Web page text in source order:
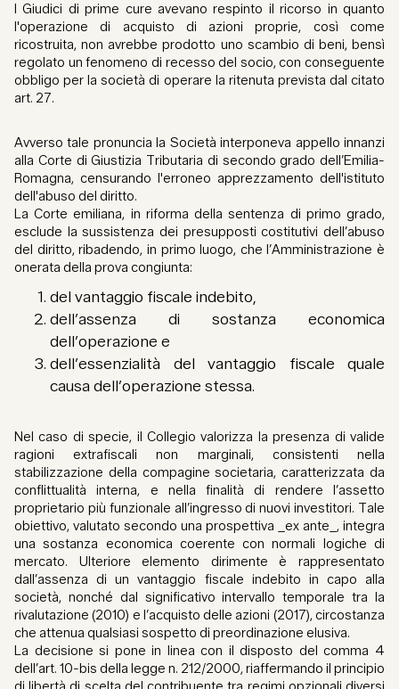
I Giudici di prime cure avevano respinto il ricorso in quanto
l'operazione di acquisto di azioni proprie, così come
ricostruita, non avrebbe prodotto uno scambio di beni, bensì
regolato un fenomeno di recesso del socio, con conseguente
obbligo per la società di operare la ritenuta prevista dal citato
art. 27.
Avverso tale pronuncia la Società interponeva appello innanzi
alla Corte di Giustizia Tributaria di secondo grado dell’Emilia-
Romagna, censurando l'erroneo apprezzamento dell'istituto
dell'abuso del diritto.
La Corte emiliana, in riforma della sentenza di primo grado,
esclude la sussistenza dei presupposti costitutivi dell’abuso
del diritto, ribadendo, in primo luogo, che l’Amministrazione è
onerata della prova congiunta:
del vantaggio fiscale indebito,
dell’assenza di sostanza economica
dell’operazione e
dell’essenzialità del vantaggio fiscale quale
causa dell’operazione stessa.
Nel caso di specie, il Collegio valorizza la presenza di valide
ragioni extrafiscali non marginali, consistenti nella
stabilizzazione della compagine societaria, caratterizzata da
conflittualità interna, e nella finalità di rendere l’assetto
proprietario più funzionale all’ingresso di nuovi investitori. Tale
obiettivo, valutato secondo una prospettiva _ex ante_, integra
una sostanza economica coerente con normali logiche di
mercato. Ulteriore elemento dirimente è rappresentato
dall’assenza di un vantaggio fiscale indebito in capo alla
società, nonché dal significativo intervallo temporale tra la
rivalutazione (2010) e l’acquisto delle azioni (2017), circostanza
che attenua qualsiasi sospetto di preordinazione elusiva.
La decisione si pone in linea con il disposto del comma 4
dell’art. 10-bis della legge n. 212/2000, riaffermando il principio